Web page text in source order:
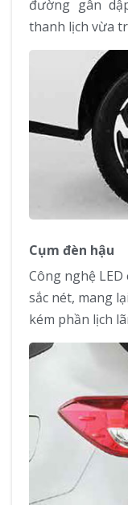
đường gân
thanh lịch vừa
Cụm đèn hậu
Công nghệ
sắc nét, mang
kém phần lịch